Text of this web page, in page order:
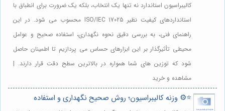
کالیبراسیون استاندارد نه تنها یک انتخاب، بلکه یک ضرورت برای انطباق با
استانداردهای کیفیت نظیر ISO/IEC 17025 محسوب می شود. در این
راهنمای فنی، به بررسی دقیق نحوه نگهداری، استفاده صحیح و عوامل
محیطی تأثیرگذار بر این ابزارهای حساس می پردازیم تا اطمینان حاصل
شود که توزین های شما همواره در بالاترین سطح دقت قرار دارند. |
مشاهده و خرید
⭐️⚙️ وزنه کالیبراسیون؛ روش صحیح نگهداری و استفاده